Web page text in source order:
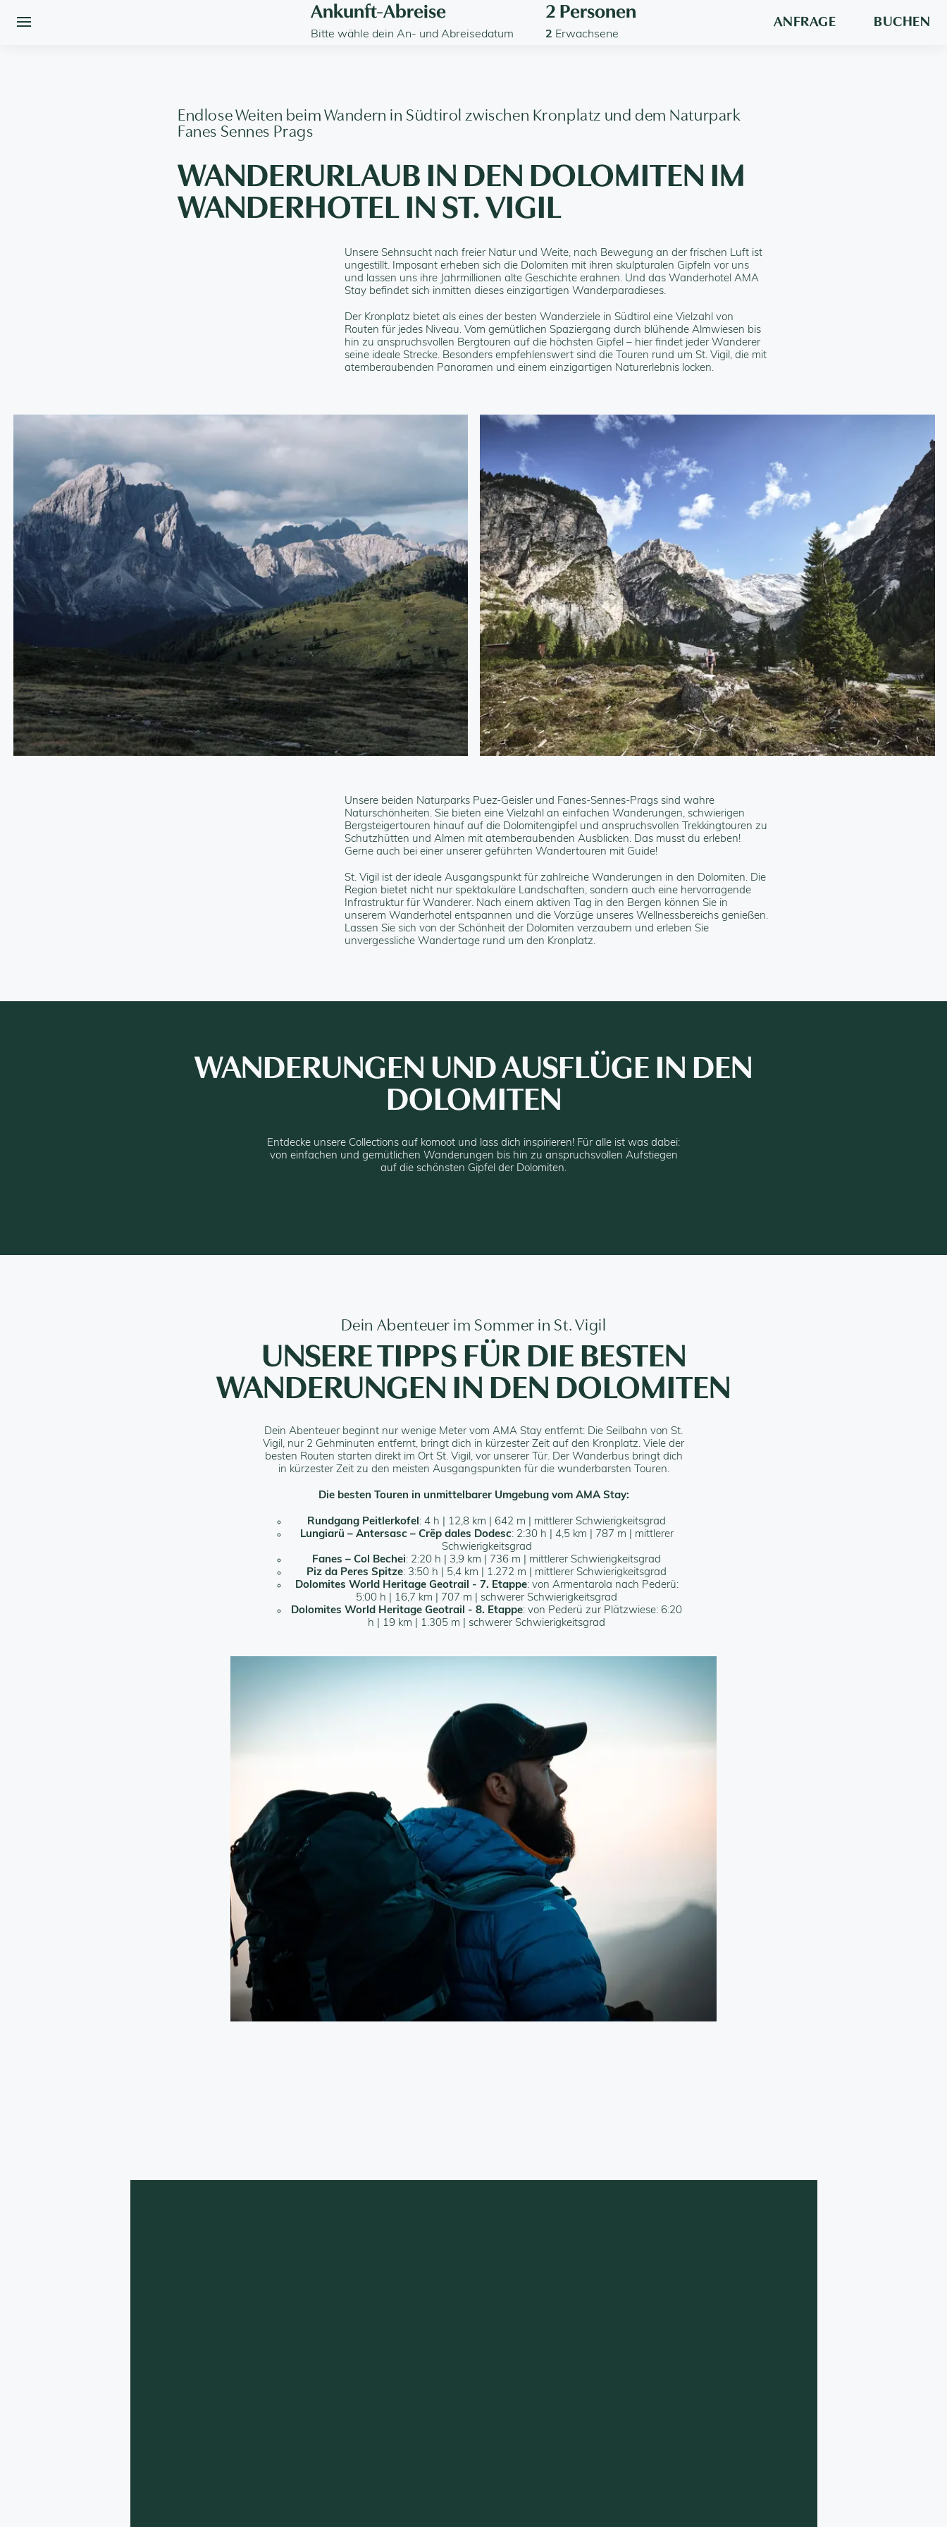
2 Personen
2 Erwachsene
Ankunft-Abreise
Bitte wähle dein An- und Abreisedatum
ANFRAGE BUCHEN
Endlose Weiten beim Wandern in Südtirol zwischen Kronplatz und dem Naturpark
Fanes Sennes Prags
WANDERURLAUB IN DEN DOLOMITEN IM
WANDERHOTEL IN ST. VIGIL
Unsere Sehnsucht nach freier Natur und Weite, nach Bewegung an der frischen Luft ist
ungestillt. Imposant erheben sich die Dolomiten mit ihren skulpturalen Gipfeln vor uns
und lassen uns ihre Jahrmillionen alte Geschichte erahnen. Und das Wanderhotel AMA
Stay befindet sich inmitten dieses einzigartigen Wanderparadieses.
Der Kronplatz bietet als eines der besten Wanderziele in Südtirol eine Vielzahl von
Routen für jedes Niveau. Vom gemütlichen Spaziergang durch blühende Almwiesen bis
hin zu anspruchsvollen Bergtouren auf die höchsten Gipfel – hier findet jeder Wanderer
seine ideale Strecke. Besonders empfehlenswert sind die Touren rund um St. Vigil, die mit
atemberaubenden Panoramen und einem einzigartigen Naturerlebnis locken.
Unsere beiden Naturparks Puez-Geisler und Fanes-Sennes-Prags sind wahre
Naturschönheiten. Sie bieten eine Vielzahl an einfachen Wanderungen, schwierigen
Bergsteigertouren hinauf auf die Dolomitengipfel und anspruchsvollen Trekkingtouren zu
Schutzhütten und Almen mit atemberaubenden Ausblicken. Das musst du erleben!
Gerne auch bei einer unserer geführten Wandertouren mit Guide!
St. Vigil ist der ideale Ausgangspunkt für zahlreiche Wanderungen in den Dolomiten. Die
Region bietet nicht nur spektakuläre Landschaften, sondern auch eine hervorragende
Infrastruktur für Wanderer. Nach einem aktiven Tag in den Bergen können Sie in
unserem Wanderhotel entspannen und die Vorzüge unseres Wellnessbereichs genießen.
Lassen Sie sich von der Schönheit der Dolomiten verzaubern und erleben Sie
unvergessliche Wandertage rund um den Kronplatz.
WANDERUNGEN UND AUSFLÜGE IN DEN
DOLOMITEN
Entdecke unsere Collections auf komoot und lass dich inspirieren! Für alle ist was dabei:
von einfachen und gemütlichen Wanderungen bis hin zu anspruchsvollen Aufstiegen
auf die schönsten Gipfel der Dolomiten.
Dein Abenteuer im Sommer in St. Vigil
UNSERE TIPPS FÜR DIE BESTEN
WANDERUNGEN IN DEN DOLOMITEN
Dein Abenteuer beginnt nur wenige Meter vom AMA Stay entfernt: Die Seilbahn von St.
Vigil, nur 2 Gehminuten entfernt, bringt dich in kürzester Zeit auf den Kronplatz. Viele der
besten Routen starten direkt im Ort St. Vigil, vor unserer Tür. Der Wanderbus bringt dich
in kürzester Zeit zu den meisten Ausgangspunkten für die wunderbarsten Touren.
Die besten Touren in unmittelbarer Umgebung vom AMA Stay:
Rundgang Peitlerkofel : 4 h | 12,8 km | 642 m | mittlerer Schwierigkeitsgrad
Lungiarü – Antersasc – Crëp dales Dodesc: 2:30 h | 4,5 km | 787 m | mittlerer
Schwierigkeitsgrad
Fanes – Col Bechei: 2:20 h | 3,9 km | 736 m | mittlerer Schwierigkeitsgrad
Piz da Peres Spitze: 3:50 h | 5,4 km | 1.272 m | mittlerer Schwierigkeitsgrad
Dolomites World Heritage Geotrail - 7. Etappe: von Armentarola nach Pederü:
5:00 h | 16,7 km | 707 m | schwerer Schwierigkeitsgrad
Dolomites World Heritage Geotrail - 8. Etappe: von Pederü zur Plätzwiese: 6:20
h | 19 km | 1.305 m | schwerer Schwierigkeitsgrad